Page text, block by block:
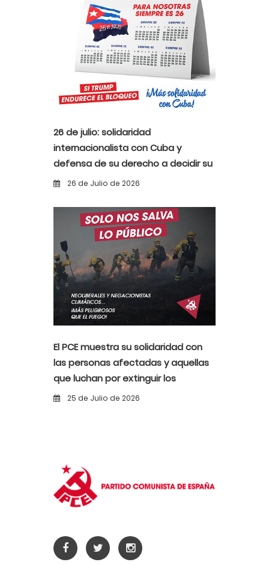
26 de julio: solidaridad
internacionalista con Cuba y
defensa de su derecho a decidir su
propio destino
26 de Julio de 2026
El PCE muestra su solidaridad con
las personas afectadas y aquellas
que luchan por extinguir los
incendios
25 de Julio de 2026